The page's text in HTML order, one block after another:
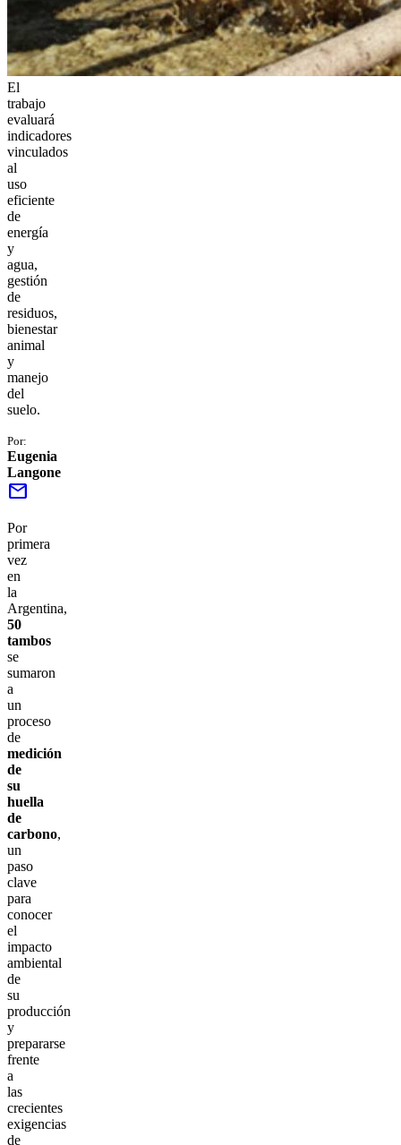
El
trabajo
evaluará
indicadores
vinculados
al
uso
eficiente
de
energía
y
agua,
gestión
de
residuos,
bienestar
animal
y
manejo
del
suelo.
Por:
Eugenia
Langone
mail
Por
primera
vez
en
la
Argentina,
50
tambos
se
sumaron
a
un
proceso
de
medición
de
su
huella
de
carbono,
un
paso
clave
para
conocer
el
impacto
ambiental
de
su
producción
y
prepararse
frente
a
las
crecientes
exigencias
de